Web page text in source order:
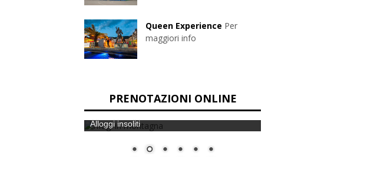
Queen Experience Per
maggiori info
PRENOTAZIONI ONLINE